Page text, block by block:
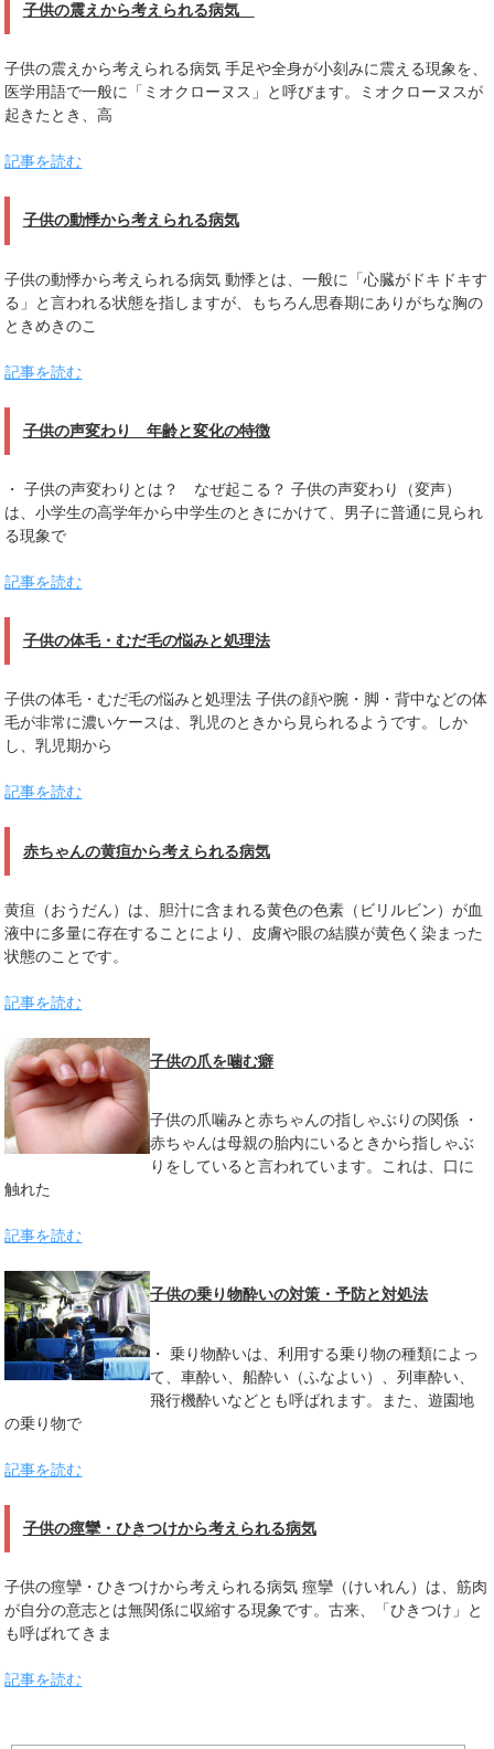
子供の震えから考えられる病気
子供の震えから考えられる病気 手足や全身が小刻みに震える現象を、
医学用語で一般に「ミオクローヌス」と呼びます。ミオクローヌスが
起きたとき、高
記事を読む
子供の動悸から考えられる病気
子供の動悸から考えられる病気 動悸とは、一般に「心臓がドキドキす
る」と言われる状態を指しますが、もちろん思春期にありがちな胸の
ときめきのこ
記事を読む
子供の声変わり 年齢と変化の特徴
・ 子供の声変わりとは？ なぜ起こる？ 子供の声変わり（変声）
は、小学生の高学年から中学生のときにかけて、男子に普通に見られ
る現象で
記事を読む
子供の体毛・むだ毛の悩みと処理法
子供の体毛・むだ毛の悩みと処理法 子供の顔や腕・脚・背中などの体
毛が非常に濃いケースは、乳児のときから見られるようです。しか
し、乳児期から
記事を読む
赤ちゃんの黄疸から考えられる病気
黄疸（おうだん）は、胆汁に含まれる黄色の色素（ビリルビン）が血
液中に多量に存在することにより、皮膚や眼の結膜が黄色く染まった
状態のことです。
記事を読む
子供の爪を噛む癖
子供の爪噛みと赤ちゃんの指しゃぶりの関係 ・
赤ちゃんは母親の胎内にいるときから指しゃぶ
りをしていると言われています。これは、口に
触れた
記事を読む
子供の乗り物酔いの対策・予防と対処法
・ 乗り物酔いは、利用する乗り物の種類によっ
て、車酔い、船酔い（ふなよい）、列車酔い、
飛行機酔いなどとも呼ばれます。また、遊園地
の乗り物で
記事を読む
子供の痙攣・ひきつけから考えられる病気
子供の痙攣・ひきつけから考えられる病気 痙攣（けいれん）は、筋肉
が自分の意志とは無関係に収縮する現象です。古来、「ひきつけ」と
も呼ばれてきま
記事を読む